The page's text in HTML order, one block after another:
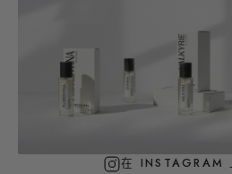
在 INSTAGRAM